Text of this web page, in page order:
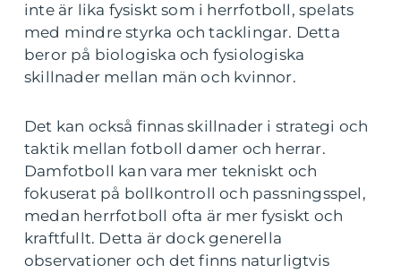
inte är lika fysiskt som i herrfotboll, spelats
med mindre styrka och tacklingar. Detta
beror på biologiska och fysiologiska
skillnader mellan män och kvinnor.
Det kan också finnas skillnader i strategi och
taktik mellan fotboll damer och herrar.
Damfotboll kan vara mer tekniskt och
fokuserat på bollkontroll och passningsspel,
medan herrfotboll ofta är mer fysiskt och
kraftfullt. Detta är dock generella
observationer och det finns naturligtvis